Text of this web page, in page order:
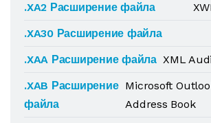
.XA2 Расширение файла
.XA30 Расширение файла
.XAA Расширение файла XML
.XAB Расширение
файла
Microsoft
Address Book